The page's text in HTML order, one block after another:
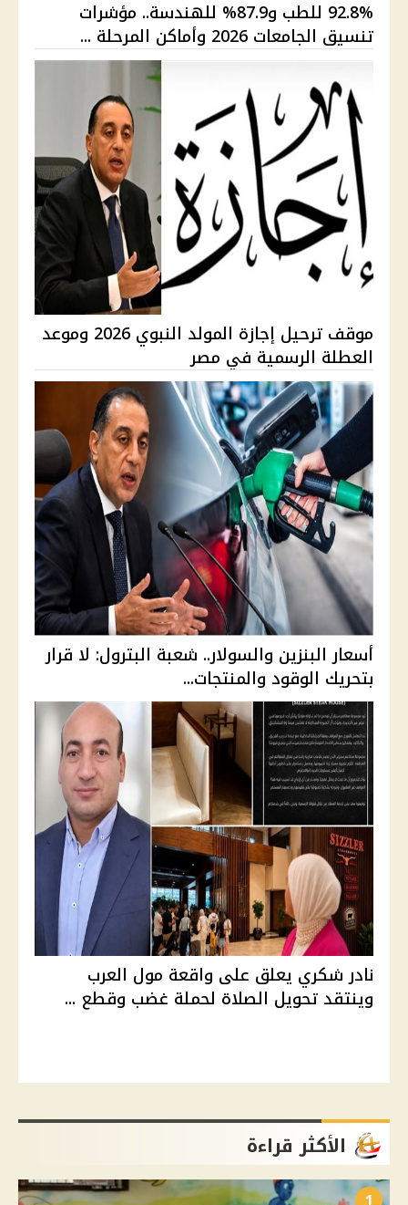
92.8% للطب و87.9% للهندسة.. مؤشرات
تنسيق الجامعات 2026 وأماكن المرحلة ...
موقف ترحيل إجازة المولد النبوي 2026 وموعد
العطلة الرسمية في مصر
أسعار البنزين والسولار.. شعبة البترول: لا قرار
بتحريك الوقود والمنتجات...
نادر شكري يعلق على واقعة مول العرب
وينتقد تحويل الصلاة لحملة غضب وقطع ...
الأكثر قراءة